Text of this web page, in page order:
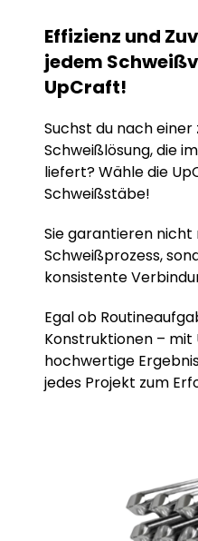
Effizienz und
jedem
UpCraft!
Suchst du nach einer
Schweißlösung, die
liefert? Wähle die
Schweißstäbe!
Sie garantieren nicht
Schweißprozess,
konsistente
Egal ob
Konstruktionen –
hochwertige
jedes Projekt zum